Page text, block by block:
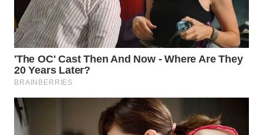
WN
BOROBUDUR
WN
MADURA
SURABAYA